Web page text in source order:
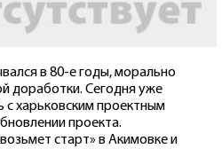
в 80-е годы, морально
доработки. Сегодня уже
с харьковским проектным
проекта.
старт» в Акимовке и